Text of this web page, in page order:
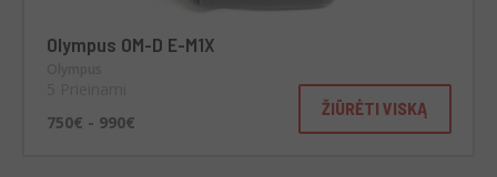
Olympus OM-D E-M1X
750€ - 990€
ŽIŪRĖTI VISKĄ